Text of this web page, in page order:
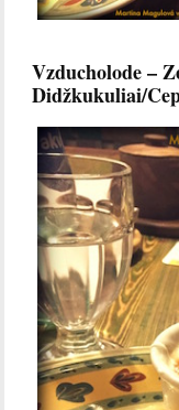
Vzducholode –
Didžkukuliai/